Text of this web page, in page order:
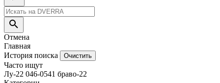
Отмена
Главная
История поиска
Очистить
Часто ищут
Лу-22 046-0541 браво-22